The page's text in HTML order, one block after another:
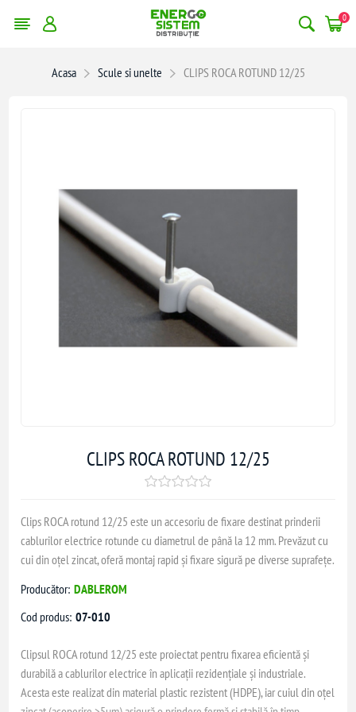
0
Acasa Scule si unelte CLIPS ROCA ROTUND 12/25
CLIPS ROCA ROTUND 12/25
Clips ROCA rotund 12/25 este un accesoriu de fixare destinat prinderii
cablurilor electrice rotunde cu diametrul de până la 12 mm. Prevăzut cu
cui din oțel zincat, oferă montaj rapid și fixare sigură pe diverse suprafețe.
Producător: DABLEROM
Cod produs: 07-010
Clipsul ROCA rotund 12/25 este proiectat pentru fixarea eficientă și
durabilă a cablurilor electrice în aplicații rezidențiale și industriale.
Acesta este realizat din material plastic rezistent (HDPE), iar cuiul din oțel